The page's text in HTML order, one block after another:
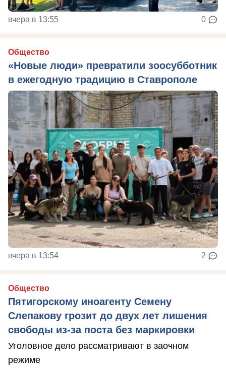
вчера в 13:55 0
Общество
«Новые люди» превратили зоосубботник
в ежегодную традицию в Ставрополе
вчера в 13:54 2
Общество
Пятигорскому иноагенту Семену
Слепакову грозит до двух лет лишения
свободы из-за поста без маркировки
Уголовное дело рассматривают в заочном
режиме